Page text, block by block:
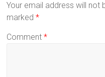
Your email address will not
marked*
Comment*